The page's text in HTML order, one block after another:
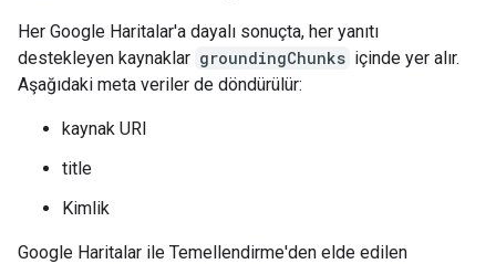
Her Google Haritalar'a dayalı sonuçta, her yanıtı
destekleyen kaynaklar groundingChunks içinde yer alır.
Aşağıdaki meta veriler de döndürülür:
kaynak URI
title
Kimlik
Google Haritalar ile Temellendirme'den elde edilen